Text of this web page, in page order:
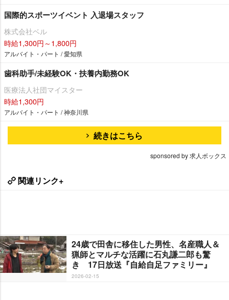
国際的スポーツイベント 入退場スタッフ
株式会社ベル
時給1,300円～1,800円
アルバイト・パート / 愛知県
歯科助手/未経験OK・扶養内勤務OK
医療法人社団マイスター
時給1,300円
アルバイト・パート / 神奈川県
続きはこちら
sponsored by 求人ボックス
関連リンク+
24歳で田舎に移住した男性、名産職人＆
猟師とマルチな活躍に石丸謙二郎も驚
き 17日放送『自給自足ファミリー』
2026-02-15